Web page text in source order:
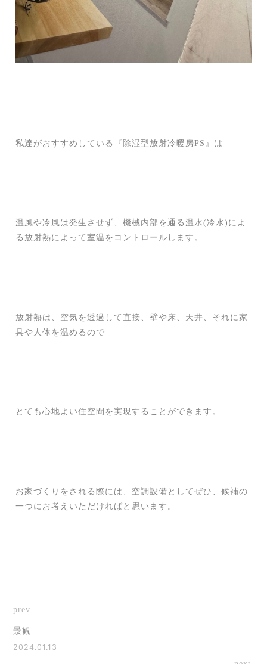
私達がおすすめしている『除湿型放射冷暖房PS』は
温風や冷風は発生させず、機械内部を通る温水(冷水)によ
る放射熱によって室温をコントロールします。
放射熱は、空気を透過して直接、壁や床、天井、それに家
具や人体を温めるので
とても心地よい住空間を実現することができます。
お家づくりをされる際には、空調設備としてぜひ、候補の
一つにお考えいただければと思います。
prev.
景観
2024.01.13